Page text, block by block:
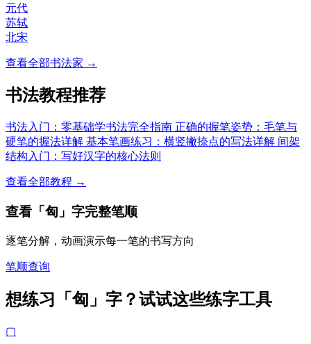
元代
苏轼
北宋
查看全部书法家 →
书法教程推荐
书法入门：零基础学书法完全指南 正确的握笔姿势：毛笔与
硬笔的握法详解 基本笔画练习：横竖撇捺点的写法详解 间架
结构入门：写好汉字的核心法则
查看全部教程 →
查看「匈」字完整笔顺
逐笔分解，动画演示每一笔的书写方向
笔顺查询
想练习「匈」字？试试这些练字工具
▢